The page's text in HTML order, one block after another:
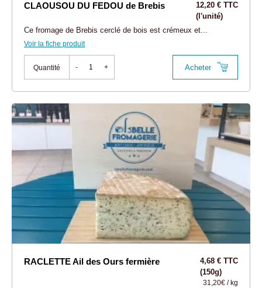
CLAOUSOU DU FEDOU de Brebis
12,20 € TTC
(l'unité)
Ce fromage de Brebis cerclé de bois est crémeux et...
Voir la fiche produit
Quantité - + Acheter
RACLETTE Ail des Ours fermière
4,68 € TTC
(150g)
31,20€ / kg